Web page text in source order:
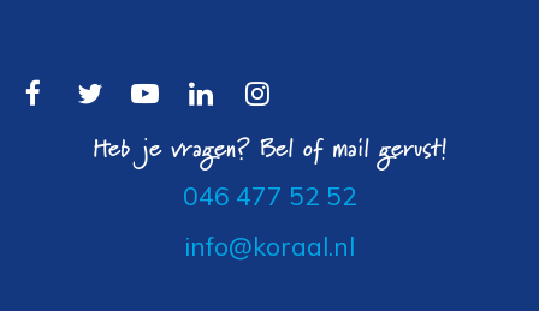
Heb je vragen? Bel of mail gerust!
046 477 52 52
info@koraal.nl